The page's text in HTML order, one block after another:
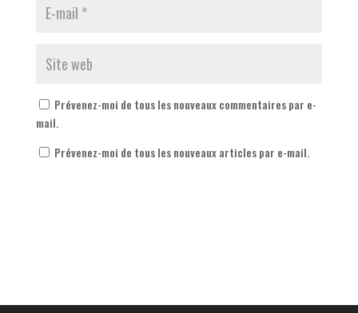
Prévenez-moi de tous les nouveaux commentaires par e-
mail.
Prévenez-moi de tous les nouveaux articles par e-mail.